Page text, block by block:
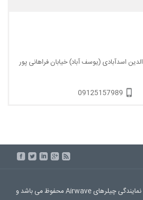
اسدآبادی (یوسف آباد) خیابان فراهانی پور
09125157989
تمامی حقوق این سایت نزد نمایندگی چیلرهای Airwave محفوظ می باشد و